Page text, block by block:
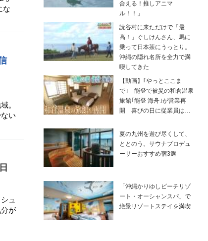
な
。
い
ュ
が
合える！推しアニマ
ル！！」
読谷村に来ただけで「最
高！」ぐしけんさん、馬に
乗って日本茶にうっとり。
沖縄の隠れ名所を全力で満
喫してきた
【動画】｢やっとここま
で｣ 能登で被災の和倉温泉
旅館｢能登 海舟｣が営業再
開 喜びの日に従業員は…
夏の九州を遊び尽くして、
ととのう。サウナプロデュ
ーサーおすすめ宿3選
「沖縄かりゆしビーチリゾ
ート・オーシャンスパ」で
絶景リゾートステイを満喫